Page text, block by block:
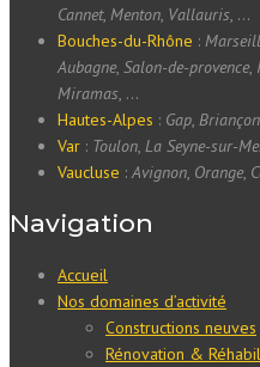
Cannet, Menton, Vallauris, …
Bouches-du-Rhône :
Aubagne, Salon-de-provence,
Miramas, …
Hautes-Alpes : Gap, Briançon
Var : Toulon, La Seyne-sur-
Vaucluse : Avignon, Orange,
Navigation
Accueil
Nos domaines d’activité
Constructions neuves
Rénovation &